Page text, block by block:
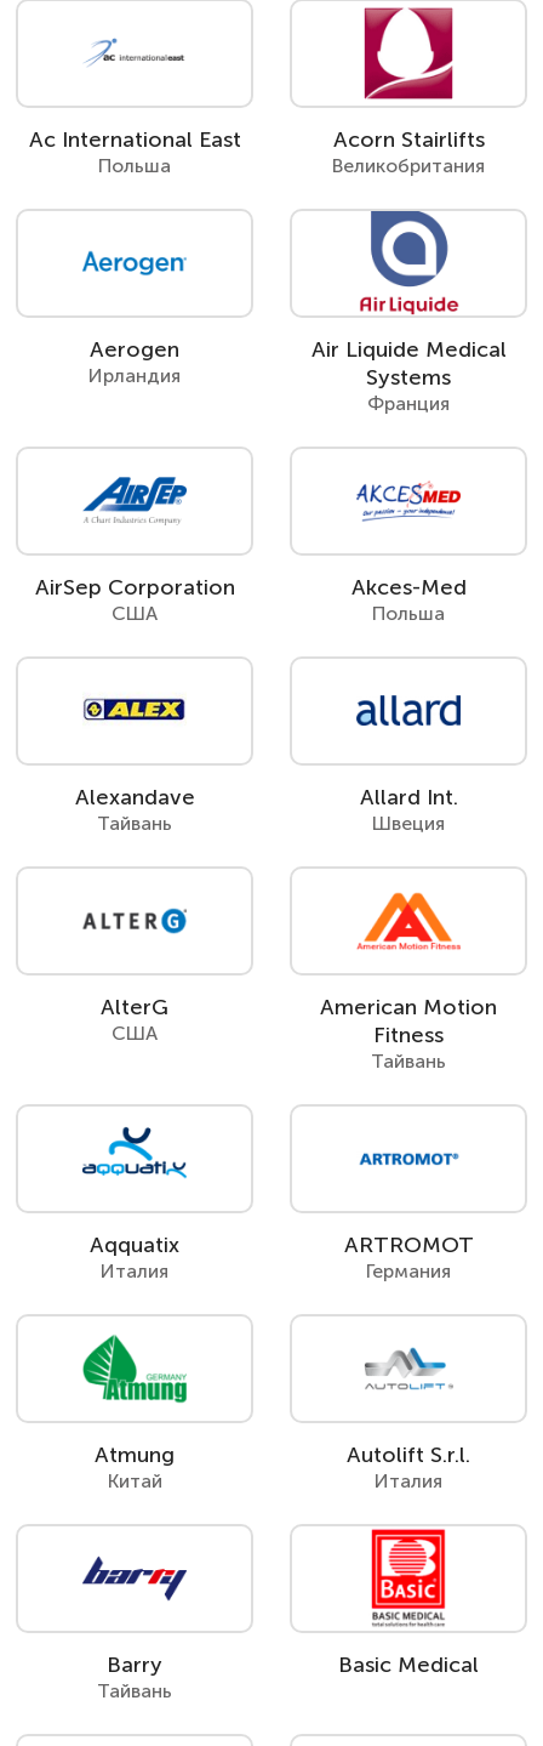
Ac International East
Польша
Acorn Stairlifts
Великобритания
Aerogen
Ирландия
Air Liquide Medical
Systems
Франция
AirSep Corporation
США
Akces-Med
Польша
Alexandave
Тайвань
Allard Int.
Швеция
AlterG
США
American Motion
Fitness
Тайвань
Aqquatix
Италия
ARTROMOT
Германия
Atmung
Китай
Autolift S.r.l.
Италия
Barry
Тайвань
Basic Medical